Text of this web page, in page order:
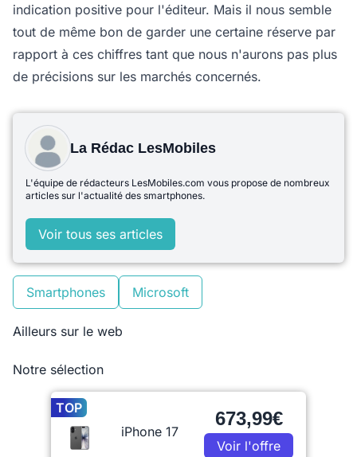
indication positive pour l'éditeur. Mais il nous semble
tout de même bon de garder une certaine réserve par
rapport à ces chiffres tant que nous n'aurons pas plus
de précisions sur les marchés concernés.
La Rédac LesMobiles
L'équipe de rédacteurs LesMobiles.com vous propose de nombreux
articles sur l'actualité des smartphones.
Voir tous ses articles
Smartphones Microsoft
Ailleurs sur le web
Notre sélection
TOP
iPhone 17
673,99€
Voir l'offre